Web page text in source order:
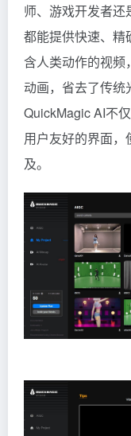
师、游戏开发者
都能提供快速、精
含人类动作的视
动画，省去了传统
QuickMagic AI不
用户友好的界面
及。